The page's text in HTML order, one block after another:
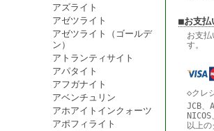
アズライト
アゼツライト
アゼツライト（ゴールデ
ン）
アトランティサイト
アパタイト
アフガナイト
アベンチュリン
アホアイトインクォーツ
アポフィライト
■お支払
お支
す。
◇クレ
JCB、
NICOS
以上